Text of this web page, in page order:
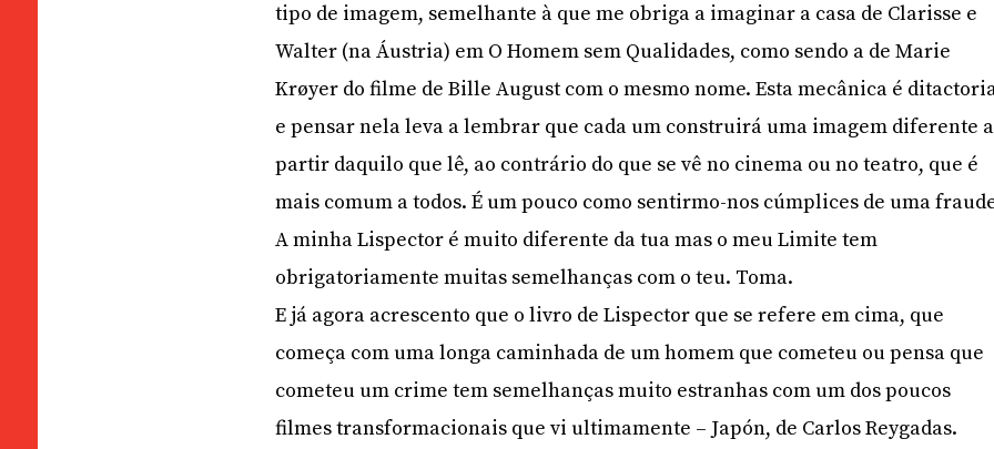
tipo de imagem, semelhante à que me obriga a imaginar a casa de Clarisse e
Walter (na Áustria) em O Homem sem Qualidades, como sendo a de Marie
Krøyer do filme de Bille August com o mesmo nome. Esta mecânica é
e pensar nela leva a lembrar que cada um construirá uma imagem diferente a
partir daquilo que lê, ao contrário do que se vê no cinema ou no teatro, que é
mais comum a todos. É um pouco como sentirmo-nos cúmplices de uma
A minha Lispector é muito diferente da tua mas o meu Limite tem
obrigatoriamente muitas semelhanças com o teu. Toma.
E já agora acrescento que o livro de Lispector que se refere em cima, que
começa com uma longa caminhada de um homem que cometeu ou pensa que
cometeu um crime tem semelhanças muito estranhas com um dos poucos
filmes transformacionais que vi ultimamente – Japón, de Carlos Reygadas.